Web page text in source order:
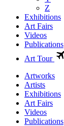
Z
Exhibitions
Art Fairs
Videos
Publications
Art Tour
Artworks
Artists
Exhibitions
Art Fairs
Videos
Publications